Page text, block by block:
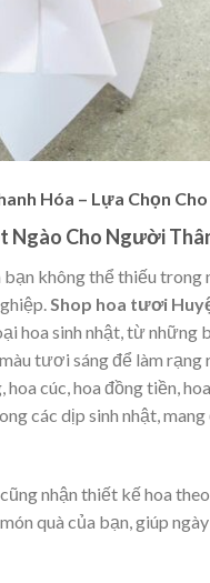
Hóa – Lựa Chọn
Ngào Cho Người
bạn không thể thiếu
Shop hoa tươi
hoa sinh nhật, từ những
tươi sáng để làm rạng
cúc, hoa đồng tiền,
các dịp sinh nhật, mang
nhận thiết kế hoa
quà của bạn, giúp